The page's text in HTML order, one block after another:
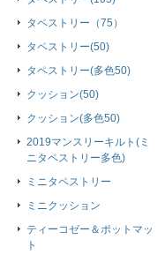
タペストリー（75）
タペストリー(50)
タペストリー(多色50)
クッション(50)
クッション(多色50)
2019マンスリーキルト(ミ
ニタペストリー多色)
ミニタペストリー
ミニクッション
ティーコゼー＆ポットマッ
ト